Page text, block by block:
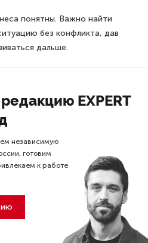
понятны. Важно найти
без конфликта, дав
дальше.
EXPERT
независимую
готовим
к работе